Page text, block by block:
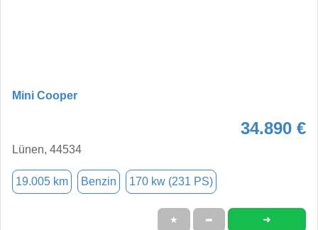
Mini Cooper
34.890 €
Lünen, 44534
19.005 km Benzin 170 kw (231 PS)
★ ➦ ➜